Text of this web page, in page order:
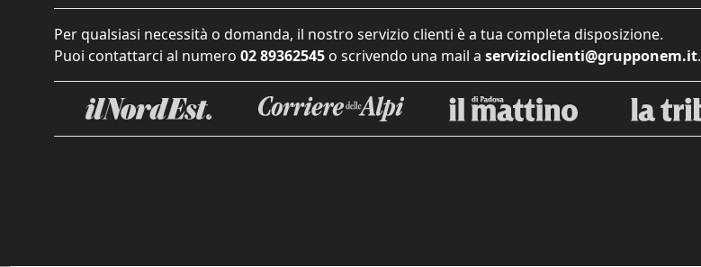
Per qualsiasi necessità o domanda, il nostro servizio clienti è a tua completa disposizione.
Puoi contattarci al numero 02 89362545 o scrivendo una mail a servizioclienti@grupponem.it.